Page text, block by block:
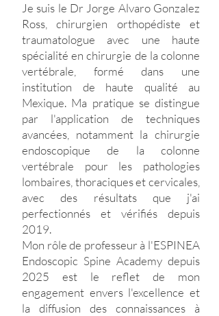
Je suis le Dr Jorge Alvaro Gonzalez
Ross, chirurgien orthopédiste et
traumatologue avec une haute
spécialité en chirurgie de la colonne
vertébrale, formé dans une
institution de haute qualité au
Mexique. Ma pratique se distingue
par l'application de techniques
avancées, notamment la chirurgie
endoscopique de la colonne
vertébrale pour les pathologies
lombaires, thoraciques et cervicales,
avec des résultats que j'ai
perfectionnés et vérifiés depuis
2019.
Mon rôle de professeur à l'ESPINEA
Endoscopic Spine Academy depuis
2025 est le reflet de mon
engagement envers l'excellence et
la diffusion des connaissances à